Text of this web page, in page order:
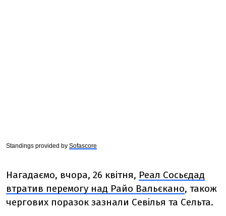
Standings provided by Sofascore
Нагадаємо, вчора, 26 квітня, Реал Сосьєдад
втратив перемогу над Райо Вальєкано, також
чергових поразок зазнали Севілья та Сельта.